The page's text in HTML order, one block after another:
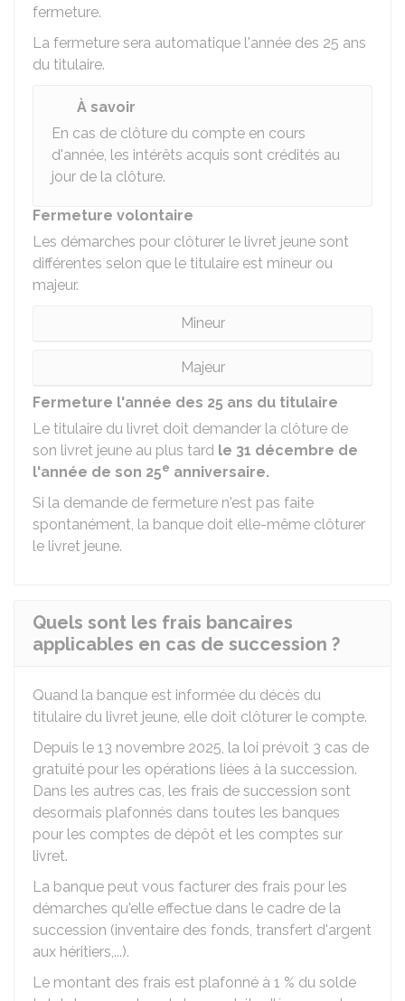
fermeture.
La fermeture sera automatique l'année des 25 ans
du titulaire.
À savoir
En cas de clôture du compte en cours
d'année, les intérêts acquis sont crédités au
jour de la clôture.
Fermeture volontaire
Les démarches pour clôturer le livret jeune sont
différentes selon que le titulaire est mineur ou
majeur.
Mineur
Majeur
Fermeture l'année des 25 ans du titulaire
Le titulaire du livret doit demander la clôture de
son livret jeune au plus tard le 31 décembre de
l'année de son 25e anniversaire.
Si la demande de fermeture n'est pas faite
spontanément, la banque doit elle-même clôturer
le livret jeune.
Quels sont les frais bancaires
applicables en cas de succession ?
Quand la banque est informée du décès du
titulaire du livret jeune, elle doit clôturer le compte.
Depuis le 13 novembre 2025, la loi prévoit 3 cas de
gratuité pour les opérations liées à la succession.
Dans les autres cas, les frais de succession sont
desormais plafonnés dans toutes les banques
pour les comptes de dépôt et les comptes sur
livret.
La banque peut vous facturer des frais pour les
démarches qu'elle effectue dans le cadre de la
succession (inventaire des fonds, transfert d'argent
aux héritiers,...).
Le montant des frais est plafonné à 1 % du solde